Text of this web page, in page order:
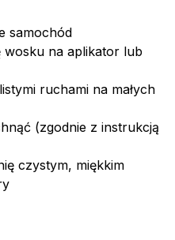
samochód
wosku na aplikator lub
ruchami na małych
(zgodnie z instrukcją
czystym, miękkim